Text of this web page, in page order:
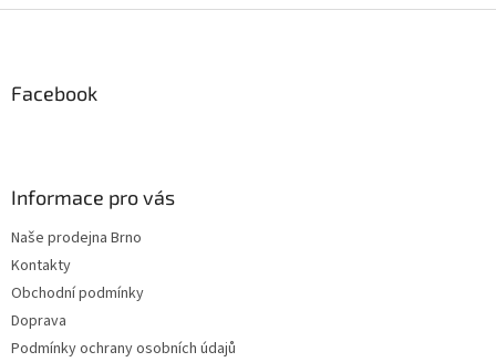
Facebook
Informace pro vás
Naše prodejna Brno
Kontakty
Obchodní podmínky
Doprava
Podmínky ochrany osobních údajů